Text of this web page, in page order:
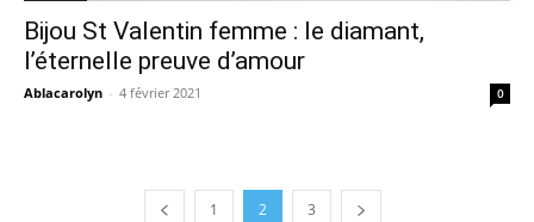
Bijou St Valentin femme : le diamant,
l’éternelle preuve d’amour
Ablacarolyn - 4 février 2021 0
1 2 3